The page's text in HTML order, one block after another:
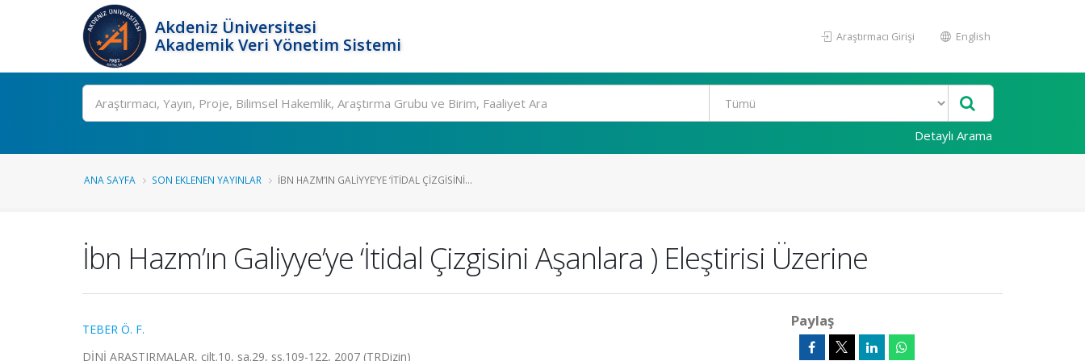
Akdeniz Üniversitesi
Akademik Veri Yönetim Sistemi
Araştırmacı Girişi English
Ara
Detaylı Arama
ANA SAYFA SON EKLENEN YAYINLAR İBN HAZM’IN GALIYYE’YE ‘İTIDAL ÇIZGISINI...
İbn Hazm’ın Galiyye’ye ‘İtidal Çizgisini Aşanlara ) Eleştirisi Üzerine
TEBER Ö. F.
DİNİ ARAŞTIRMALAR, cilt.10, sa.29, ss.109-122, 2007 (TRDizin)
Paylaş